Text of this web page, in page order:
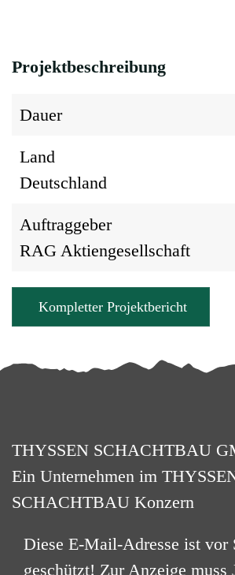
Projektbeschreibung
Dauer
Land
Deutschland
Auftraggeber
RAG Aktiengesellschaft
Kompletter Projektbericht
THYSSEN SCHACHTBAU
Ein Unternehmen im
SCHACHTBAU Konzern
Diese E-Mail-Adresse ist vor
geschützt! Zur Anzeige muss